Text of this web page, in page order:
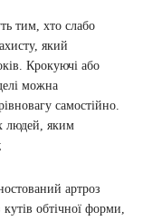
тим, хто слабо
який
Крокуючі або
можна
самостійно.
людей, яким
артроз
обтічної форми,